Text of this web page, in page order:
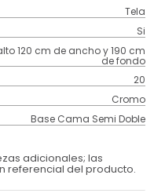
Tela
Si
120 cm de ancho y 190 cm
de fondo
20
Cromo
Base Cama Semi Doble
adicionales; las
referencial del producto.